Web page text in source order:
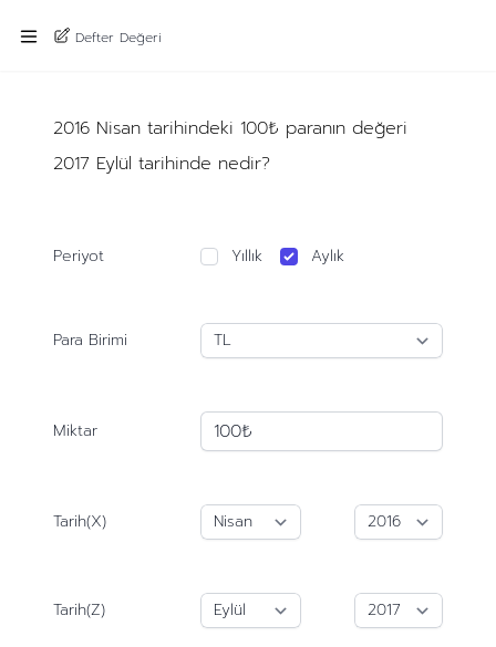
Defter Değeri
2016 Nisan tarihindeki 100₺ paranın değeri
2017 Eylül tarihinde nedir?
Periyot Yıllık Aylık
Para Birimi
Miktar
Tarih(X)
Tarih(Z)